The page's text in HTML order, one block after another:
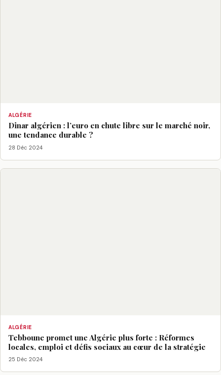
ALGÉRIE
Dinar algérien : l’euro en chute libre sur le marché noir,
une tendance durable ?
28 Déc 2024
ALGÉRIE
Tebboune promet une Algérie plus forte : Réformes
locales, emploi et défis sociaux au cœur de la stratégie
25 Déc 2024